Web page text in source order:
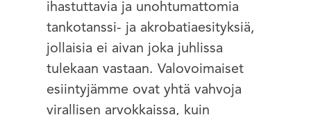
ihastuttavia ja unohtumattomia
tankotanssi- ja akrobatiaesityksiä,
jollaisia ei aivan joka juhlissa
tulekaan vastaan. Valovoimaiset
esiintyjämme ovat yhtä vahvoja
virallisen arvokkaissa, kuin